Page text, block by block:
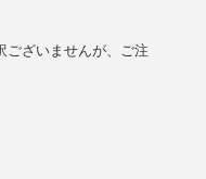
ございませんが、ご注